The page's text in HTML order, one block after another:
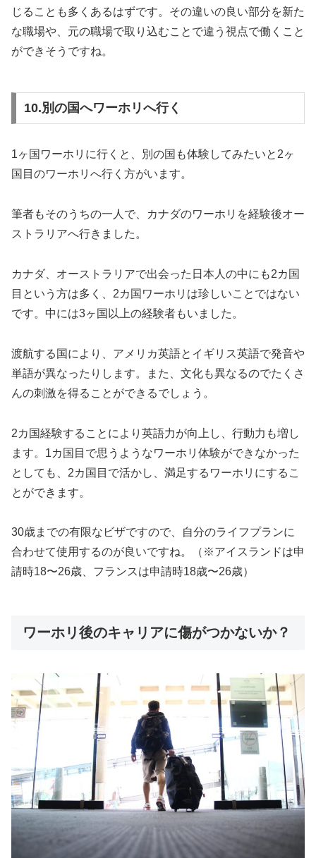
じることも多くあるはずです。その違いの良い部分を新た
な職場や、元の職場で取り込むことで違う視点で働くこと
ができそうですね。
10.別の国へワーホリへ行く
1ヶ国ワーホリに行くと、別の国も体験してみたいと2ヶ
国目のワーホリへ行く方がいます。
筆者もそのうちの一人で、カナダのワーホリを経験後オー
ストラリアへ行きました。
カナダ、オーストラリアで出会った日本人の中にも2カ国
目という方は多く、2カ国ワーホリは珍しいことではない
です。中には3ヶ国以上の経験者もいました。
渡航する国により、アメリカ英語とイギリス英語で発音や
単語が異なったりします。また、文化も異なるのでたくさ
んの刺激を得ることができるでしょう。
2カ国経験することにより英語力が向上し、行動力も増し
ます。1カ国目で思うようなワーホリ体験ができなかった
としても、2カ国目で活かし、満足するワーホリにするこ
とができます。
30歳までの有限なビザですので、自分のライフプランに
合わせて使用するのが良いですね。（※アイスランドは申
請時18〜26歳、フランスは申請時18歳〜26歳）
ワーホリ後のキャリアに傷がつかないか？